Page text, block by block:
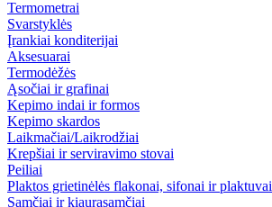
Termometrai
Svarstyklės
Įrankiai konditerijai
Aksesuarai
Termodėžės
Ąsočiai ir grafinai
Kepimo indai ir formos
Kepimo skardos
Laikmačiai/Laikrodžiai
Krepšiai ir serviravimo stovai
Peiliai
Plaktos grietinėlės flakonai, sifonai ir plaktuvai
Samčiai ir kiaurasamčiai